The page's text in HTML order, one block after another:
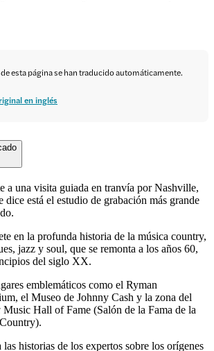
esta página se han traducido automáticamente.
en inglés
a una visita guiada en tranvía por Nashville,
dice está el estudio de grabación más grande
en la profunda historia de la música country,
jazz y soul, que se remonta a los años 60,
del siglo XX.
emblemáticos como el Ryman
el Museo de Johnny Cash y la zona del
Hall of Fame (Salón de la Fama de la
las historias de los expertos sobre los orígenes